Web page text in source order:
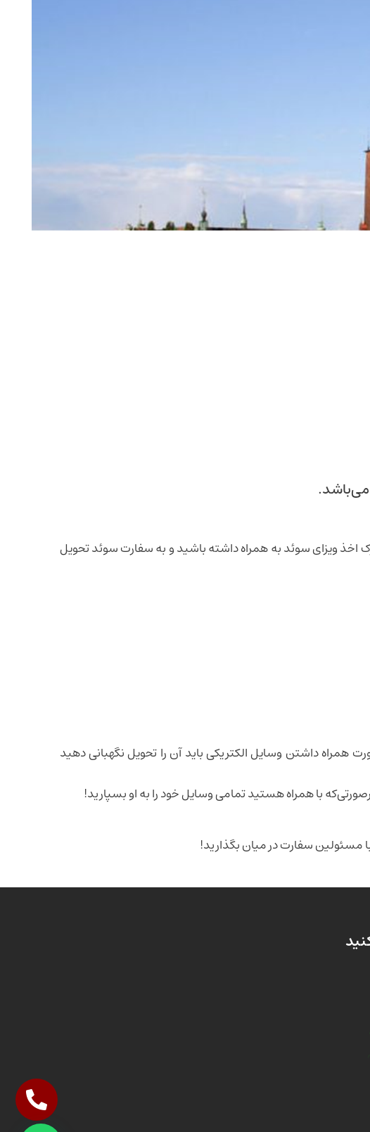
می‌باشد.
اخذ ویزای سوئد به همراه داشته باشید و به سفارت سوئد تحویل
همراه داشتن وسایل الکتریکی باید آن را تحویل نگهبانی دهید
با همراه هستید تمامی وسایل خود را به او بسپارید!
سفارت در میان بگذارید!